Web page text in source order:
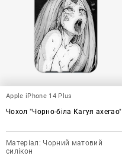
Apple iPhone 14 Plus
Чохол "Чорно-біла Кагуя ахегао"
Матеріал: Чорний матовий
силікон